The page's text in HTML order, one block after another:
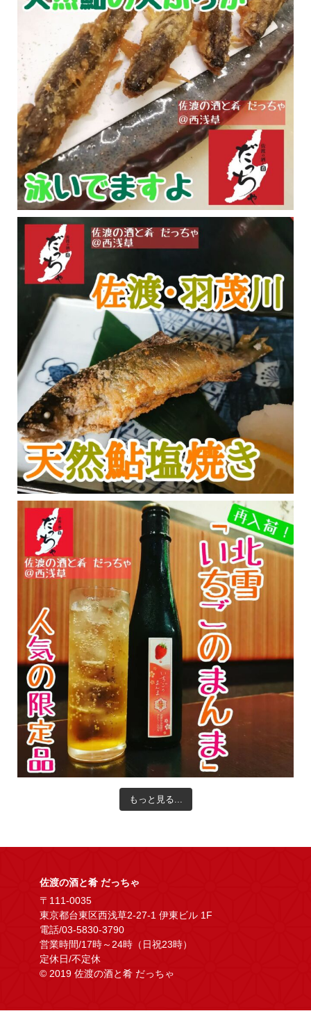
もっと見る...
佐渡の酒と肴 だっちゃ
〒111-0035
東京都台東区西浅草2-27-1 伊東ビル 1F
電話/03-5830-3790
営業時間/17時～24時（日祝23時）
定休日/不定休
© 2019 佐渡の酒と肴 だっちゃ